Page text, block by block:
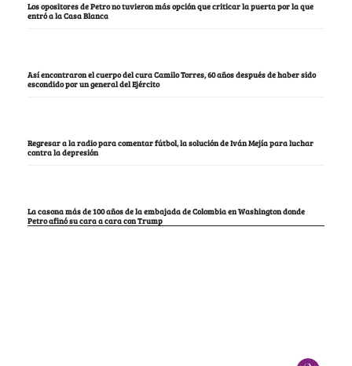
Los opositores de Petro no tuvieron más opción que criticar la puerta por la que
entró a la Casa Blanca
Así encontraron el cuerpo del cura Camilo Torres, 60 años después de haber sido
escondido por un general del Ejército
Regresar a la radio para comentar fútbol, la solución de Iván Mejía para luchar
contra la depresión
La casona más de 100 años de la embajada de Colombia en Washington donde
Petro afinó su cara a cara con Trump